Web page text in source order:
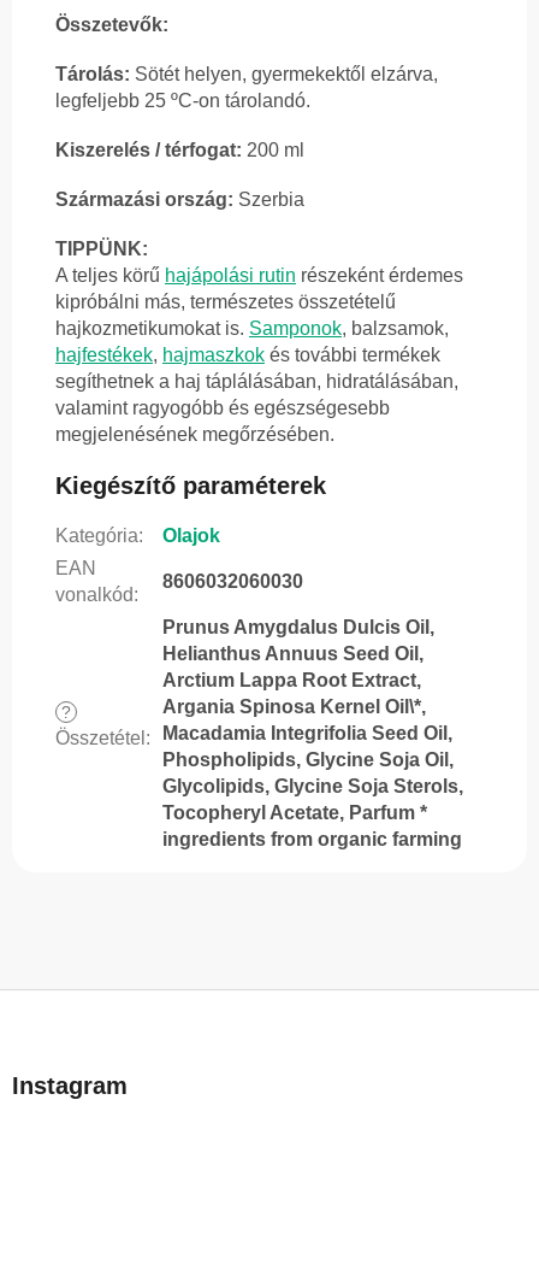
Összetevők:
Tárolás: Sötét helyen, gyermekektől elzárva,
legfeljebb 25 ºC-on tárolandó.
Kiszerelés / térfogat: 200 ml
Származási ország: Szerbia
TIPPÜNK:
A teljes körű hajápolási rutin részeként érdemes
kipróbálni más, természetes összetételű
hajkozmetikumokat is. Samponok, balzsamok,
hajfestékek, hajmaszkok és további termékek
segíthetnek a haj táplálásában, hidratálásában,
valamint ragyogóbb és egészségesebb
megjelenésének megőrzésében.
Kiegészítő paraméterek
Kategória:
Olajok
EAN
vonalkód:
8606032060030
?
Összetétel :
Prunus Amygdalus Dulcis Oil,
Helianthus Annuus Seed Oil,
Arctium Lappa Root Extract,
Argania Spinosa Kernel Oil\*,
Macadamia Integrifolia Seed Oil,
Phospholipids, Glycine Soja Oil,
Glycolipids, Glycine Soja Sterols,
Tocopheryl Acetate, Parfum *
ingredients from organic farming
bInstagram